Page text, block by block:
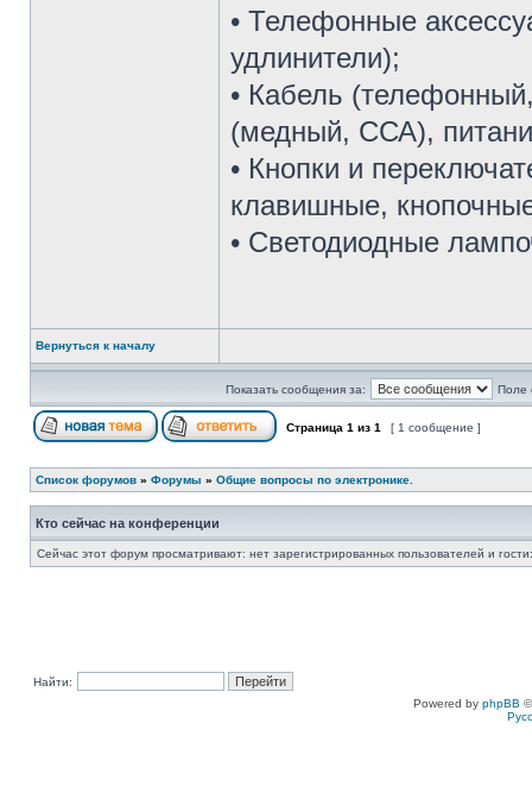
• Телефонные
удлинители);
• Кабель
(медный, ССА),
• Кнопки и
клавишные,
• Светодиодные
Вернуться к началу
Показать сообщения за: Поле
Страница 1 из 1 [ 1 сообщение ]
Список форумов » Форумы » Общие вопросы по электронике.
Кто сейчас на конференции
Сейчас этот форум просматривают: нет зарегистрированных пользователей и
Найти:
Powered by phpBB